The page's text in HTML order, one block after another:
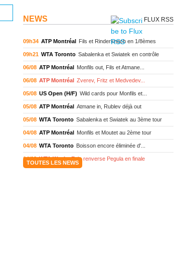
NEWS FLUX RSS
09h34 ATP Montréal Fils et Rinderknech en 1/8èmes
09h21 WTA Toronto Sabalenka et Swiatek en contrôle
06/08 ATP Montréal Monfils out, Fils et Atmane...
06/08 ATP Montréal Zverev, Fritz et Medvedev...
05/08 US Open (H/F) Wild cards pour Monfils et...
05/08 ATP Montréal Atmane in, Rublev déjà out
05/08 WTA Toronto Sabalenka et Swiatek au 3ème tour
04/08 ATP Montréal Monfils et Moutet au 2ème tour
04/08 WTA Toronto Boisson encore éliminée d'...
04/08 WTA Wash. Eala renverse Pegula en finale
TOUTES LES NEWS